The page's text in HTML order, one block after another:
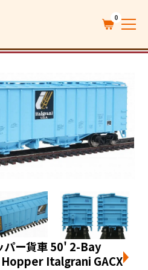
0
パー貨車 50' 2-Bay
Italgrani GACX